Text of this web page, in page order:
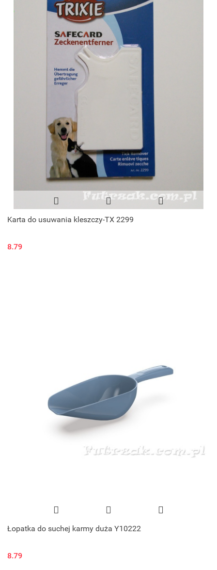
Karta do usuwania kleszczy-TX 2299
8.79
Łopatka do suchej karmy duża Y10222
8.79